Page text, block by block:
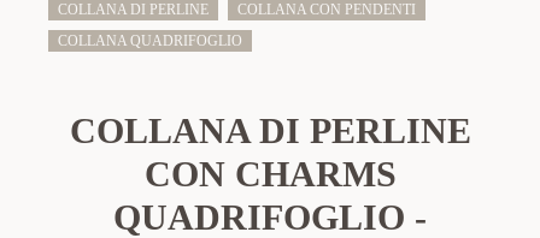
COLLANA DI PERLINE
COLLANA CON PENDENTI
COLLANA QUADRIFOGLIO
COLLANA DI PERLINE
CON CHARMS
QUADRIFOGLIO -